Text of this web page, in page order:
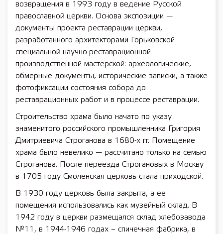
возвращения в 1993 году в ведение Русской
православной церкви. Основа экспозиции —
документы проекта реставрации церкви,
разработанного архитекторами Горьковской
специальной научно-реставрационной
производственной мастерской: археологические,
обмерные документы, исторические записки, а также
фотофиксации состояния собора до
реставрационных работ и в процессе реставрации.
Строительство храма было начато по указу
знаменитого российского промышленника Григория
Дмитриевича Строганова в 1680-х гг. Помещение
храма было невелико — рассчитано только на семью
Строганова. После переезда Строгановых в Москву
в 1705 году Смоленская церковь стала приходской.
В 1930 году церковь была закрыта, а ее
помещения использовались как музейный склад. В
1942 году в церкви размещался склад хлебозавода
№11, в 1944-1946 годах – спичечная фабрика, в